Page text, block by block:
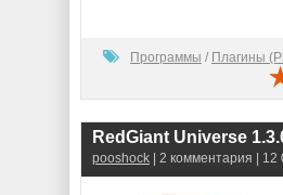
Программы / Плагины
pooshock | 2 комментария |